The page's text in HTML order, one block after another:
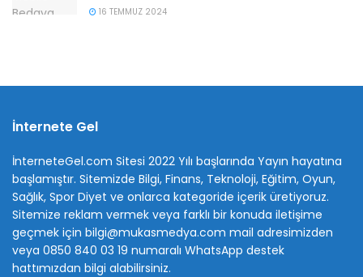
16 TEMMUZ 2024
İnternete Gel
İnterneteGel.com Sitesi 2022 Yılı başlarında Yayın hayatına
başlamıştır. Sitemizde Bilgi, Finans, Teknoloji, Eğitim, Oyun,
Sağlık, Spor Diyet ve onlarca kategoride içerik üretiyoruz.
Sitemize reklam vermek veya farklı bir konuda iletişime
geçmek için bilgi@mukasmedya.com mail adresimizden
veya 0850 840 03 19 numaralı WhatsApp destek
hattımızdan bilgi alabilirsiniz.